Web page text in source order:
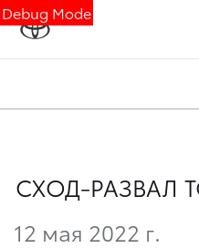
Debug Mode
СХОД-РАЗВАЛ
12 мая 2022 г.